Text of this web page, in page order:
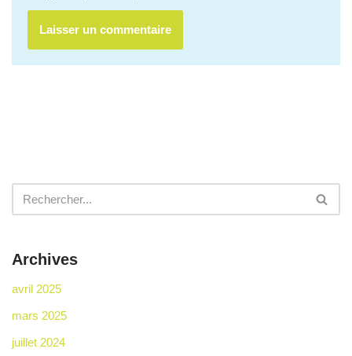
Archives
avril 2025
mars 2025
juillet 2024